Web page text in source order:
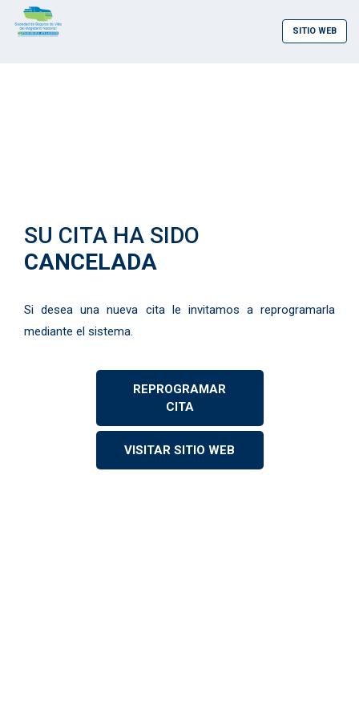
SITIO WEB
SU CITA HA SIDO
CANCELADA
Si desea una nueva cita le invitamos a reprogramarla
mediante el sistema.
REPROGRAMAR
CITA
VISITAR SITIO WEB